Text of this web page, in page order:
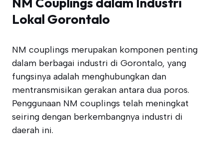
Lokal Gorontalo
NM couplings merupakan komponen penting
dalam berbagai industri di Gorontalo, yang
fungsinya adalah menghubungkan dan
mentransmisikan gerakan antara dua poros.
Penggunaan NM couplings telah meningkat
seiring dengan berkembangnya industri di
daerah ini.